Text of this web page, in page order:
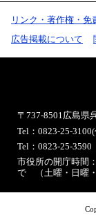
リンク・著作権・免
広告掲載について
〒737-8501広島県
Tel：0823-25-
Tel：0823-25-3590
市役所の開庁時間
で （土曜・日曜・